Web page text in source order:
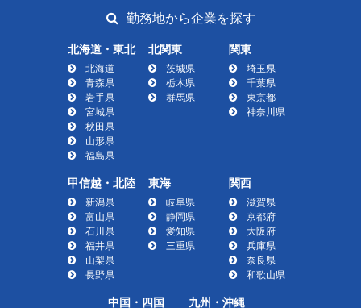
勤務地から企業を探す
北海道・東北
北海道
青森県
岩手県
宮城県
秋田県
山形県
福島県
北関東
茨城県
栃木県
群馬県
関東
埼玉県
千葉県
東京都
神奈川県
甲信越・北陸
新潟県
富山県
石川県
福井県
山梨県
長野県
東海
岐阜県
静岡県
愛知県
三重県
関西
滋賀県
京都府
大阪府
兵庫県
奈良県
和歌山県
中国・四国 九州・沖縄